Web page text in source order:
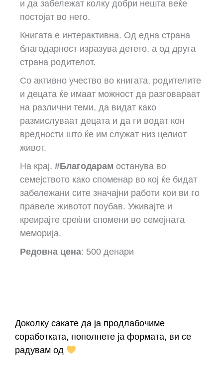
и да забележат колку добри нешта веќе
постојат во него.
Книгата е интерактивна. Од една страна
благодарност изразува детето, а од друга
страна родителот.
Со активно учество во книгата, родителите
и децата ќе имаат можност да разговараат
на различни теми, да видат како
размислуваат децата и да ги водат кон
вредности што ќе им служат низ целиот
живот.
На крај, #Благодарам останува во
семејството како споменар во кој ќе бидат
забележани сите значајни работи кои ви го
правеле животот поубав. Уживајте и
креирајте среќни спомени во семејната
меморија.
Редовна цена: 500 денари
Доколку сакате да ја продлабочиме
соработката, пополнете ја формата, ви се
радувам од